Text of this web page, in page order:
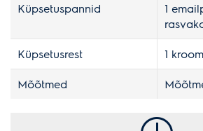
Küpsetuspannid
1
Küpsetusrest 1
Mõõtmed